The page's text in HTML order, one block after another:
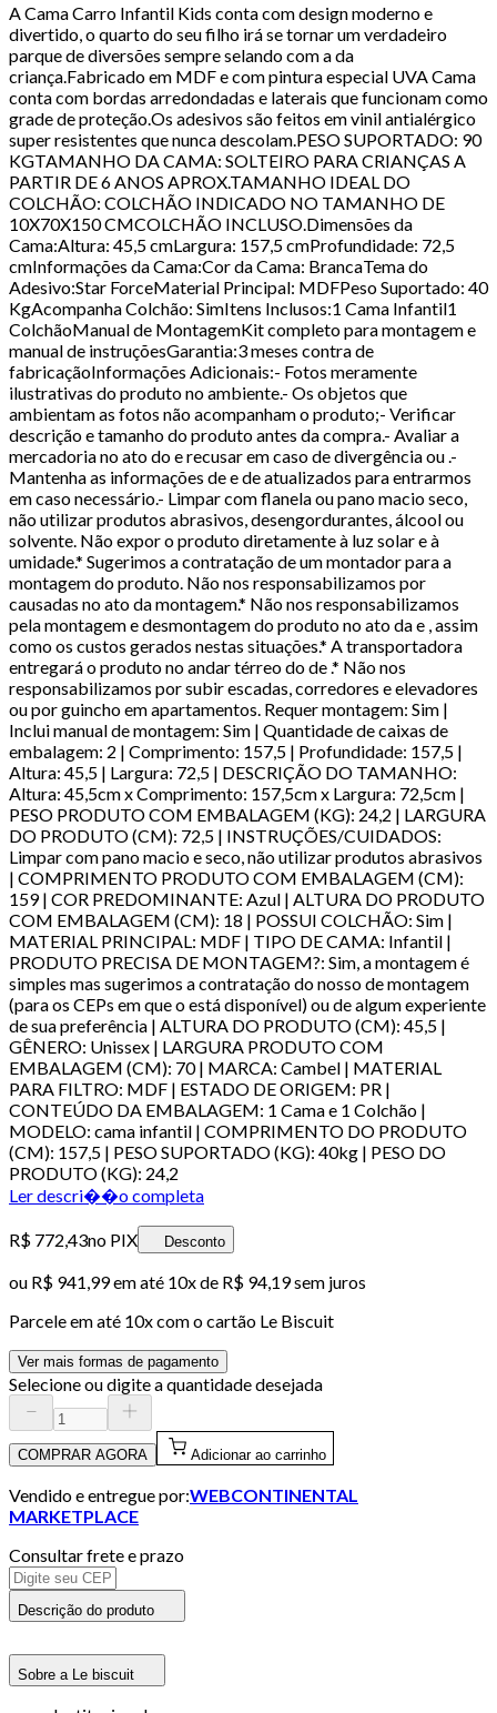
A Cama Carro Infantil Kids conta com design moderno e
divertido, o quarto do seu filho irá se tornar um verdadeiro
parque de diversões sempre selando com a da
criança.Fabricado em MDF e com pintura especial UVA Cama
conta com bordas arredondadas e laterais que funcionam como
grade de proteção.Os adesivos são feitos em vinil antialérgico
super resistentes que nunca descolam.PESO SUPORTADO: 90
KGTAMANHO DA CAMA: SOLTEIRO PARA CRIANÇAS A
PARTIR DE 6 ANOS APROX.TAMANHO IDEAL DO
COLCHÃO: COLCHÃO INDICADO NO TAMANHO DE
10X70X150 CMCOLCHÃO INCLUSO.Dimensões da
Cama:Altura: 45,5 cmLargura: 157,5 cmProfundidade: 72,5
cmInformações da Cama:Cor da Cama: BrancaTema do
Adesivo:Star ForceMaterial Principal: MDFPeso Suportado: 40
KgAcompanha Colchão: SimItens Inclusos:1 Cama Infantil1
ColchãoManual de MontagemKit completo para montagem e
manual de instruçõesGarantia:3 meses contra de
fabricaçãoInformações Adicionais:- Fotos meramente
ilustrativas do produto no ambiente.- Os objetos que
ambientam as fotos não acompanham o produto;- Verificar
descrição e tamanho do produto antes da compra.- Avaliar a
mercadoria no ato do e recusar em caso de divergência ou .-
Mantenha as informações de e de atualizados para entrarmos
em caso necessário.- Limpar com flanela ou pano macio seco,
não utilizar produtos abrasivos, desengordurantes, álcool ou
solvente. Não expor o produto diretamente à luz solar e à
umidade.* Sugerimos a contratação de um montador para a
montagem do produto. Não nos responsabilizamos por
causadas no ato da montagem.* Não nos responsabilizamos
pela montagem e desmontagem do produto no ato da e , assim
como os custos gerados nestas situações.* A transportadora
entregará o produto no andar térreo do de .* Não nos
responsabilizamos por subir escadas, corredores e elevadores
ou por guincho em apartamentos. Requer montagem: Sim |
Inclui manual de montagem: Sim | Quantidade de caixas de
embalagem: 2 | Comprimento: 157,5 | Profundidade: 157,5 |
Altura: 45,5 | Largura: 72,5 | DESCRIÇÃO DO TAMANHO:
Altura: 45,5cm x Comprimento: 157,5cm x Largura: 72,5cm |
PESO PRODUTO COM EMBALAGEM (KG): 24,2 | LARGURA
DO PRODUTO (CM): 72,5 | INSTRUÇÕES/CUIDADOS:
Limpar com pano macio e seco, não utilizar produtos abrasivos
| COMPRIMENTO PRODUTO COM EMBALAGEM (CM):
159 | COR PREDOMINANTE: Azul | ALTURA DO PRODUTO
COM EMBALAGEM (CM): 18 | POSSUI COLCHÃO: Sim |
MATERIAL PRINCIPAL: MDF | TIPO DE CAMA: Infantil |
PRODUTO PRECISA DE MONTAGEM?: Sim, a montagem é
simples mas sugerimos a contratação do nosso de montagem
(para os CEPs em que o está disponível) ou de algum experiente
de sua preferência | ALTURA DO PRODUTO (CM): 45,5 |
GÊNERO: Unissex | LARGURA PRODUTO COM
EMBALAGEM (CM): 70 | MARCA: Cambel | MATERIAL
PARA FILTRO: MDF | ESTADO DE ORIGEM: PR |
CONTEÚDO DA EMBALAGEM: 1 Cama e 1 Colchão |
MODELO: cama infantil | COMPRIMENTO DO PRODUTO
(CM): 157,5 | PESO SUPORTADO (KG): 40kg | PESO DO
PRODUTO (KG): 24,2
Ler descri��o completa
R$ 772,43no PIX Desconto
ou R$ 941,99em até 10x de R$ 94,19 sem juros
Parcele em até 10x com o cartão Le Biscuit
Ver mais formas de pagamento
Selecione ou digite a quantidade desejada
COMPRAR AGORA Adicionar ao carrinho
Vendido e entregue por:WEBCONTINENTAL
MARKETPLACE
Consultar frete e prazo
Descrição do produto
Sobre a Le biscuit